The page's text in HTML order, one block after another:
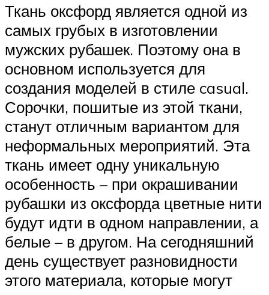
Ткань оксфорд является одной из
самых грубых в изготовлении
мужских рубашек. Поэтому она в
основном используется для
создания моделей в стиле casual.
Сорочки, пошитые из этой ткани,
станут отличным вариантом для
неформальных мероприятий. Эта
ткань имеет одну уникальную
особенность – при окрашивании
рубашки из оксфорда цветные нити
будут идти в одном направлении, а
белые – в другом. На сегодняшний
день существует разновидности
этого материала, которые могут